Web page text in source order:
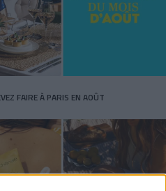
FAIRE À PARIS EN AOÛT